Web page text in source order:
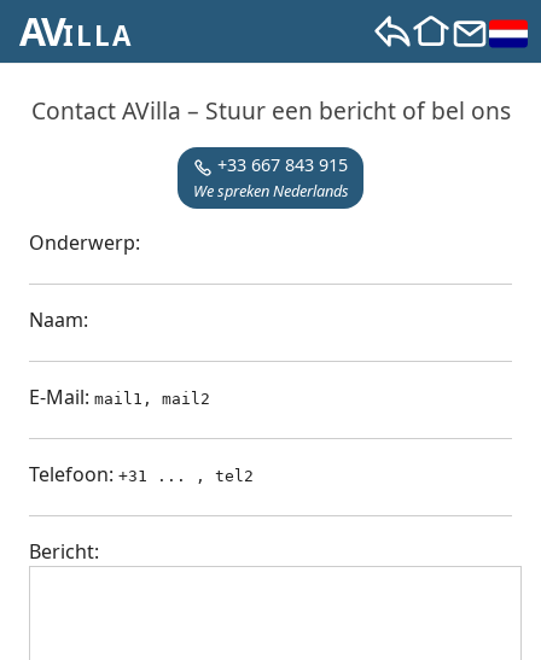
AVILLA
Contact AVilla – Stuur een bericht of bel ons
+33 667 843 915
We spreken Nederlands
Onderwerp:
Naam:
E-Mail: mail1, mail2
Telefoon: +31 ... , tel2
Bericht:
X